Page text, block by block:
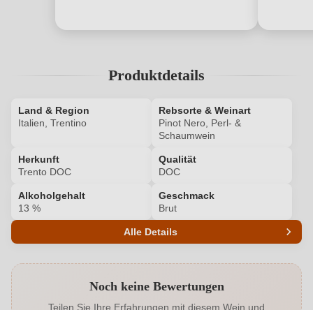
Produktdetails
Land & Region
Italien, Trentino
Rebsorte & Weinart
Pinot Nero, Perl- &
Schaumwein
Herkunft
Trento DOC
Qualität
DOC
Alkoholgehalt
13 %
Geschmack
Brut
Alle Details
Alkoholgehalt in % 13 %
Noch keine Bewertungen
Teilen Sie Ihre Erfahrungen mit diesem Wein und